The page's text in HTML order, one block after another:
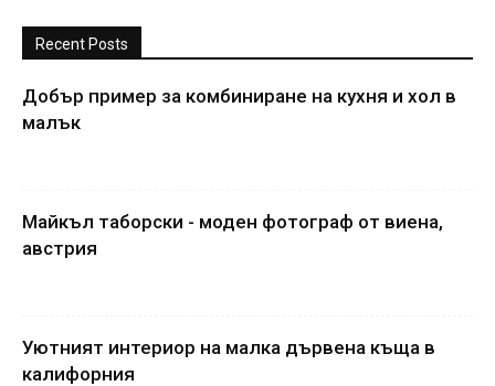
Recent Posts
Добър пример за комбиниране на кухня и хол в
малък
Майкъл таборски - моден фотограф от виена,
австрия
Уютният интериор на малка дървена къща в
калифорния